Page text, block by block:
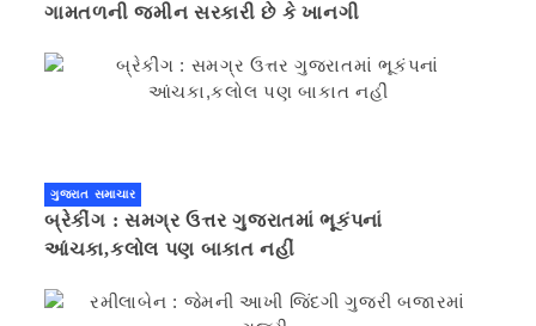
ગામતળની જમીન સરકારી છે કે ખાનગી
ગુજરાત સમાચાર
બ્રેકીંગ : સમગ્ર ઉત્તર ગુજરાતમાં ભૂકંપનાં
આંચકા,કલોલ પણ બાકાત નહીં